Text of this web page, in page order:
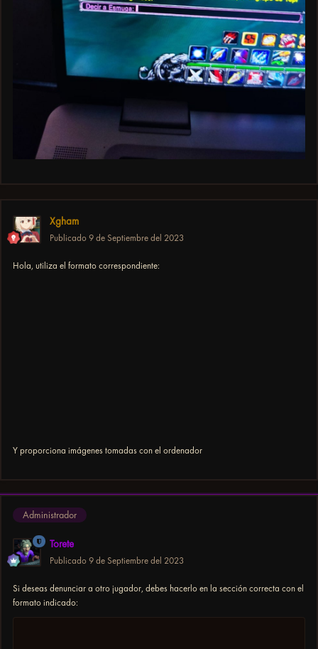
Xgham
Publicado 9 de Septiembre del 2023
Hola, utiliza el formato correspondiente:
Y proporciona imágenes tomadas con el ordenador
Administrador
Torete
Publicado 9 de Septiembre del 2023
Si deseas denunciar a otro jugador, debes hacerlo en la sección correcta con el
formato indicado: